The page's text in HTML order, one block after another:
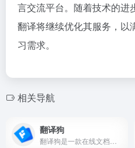
言交流平台。随着技术的进
翻译将继续优化其服务，以
习需求。
相关导航
翻译狗